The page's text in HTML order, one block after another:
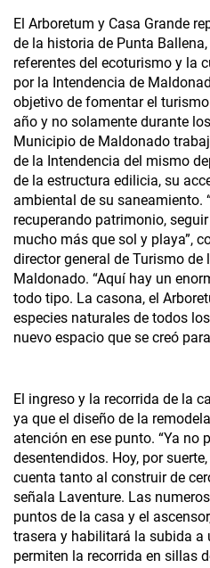
El Arboretum y Casa Grande
de la historia de Punta
referentes del ecoturismo y la
por la Intendencia de
objetivo de fomentar el
año y no solamente durante
Municipio de Maldonado
de la Intendencia del mismo
de la estructura edilicia, su
ambiental de su saneamiento.
recuperando patrimonio,
mucho más que sol y playa”,
director general de Turismo de
Maldonado. “Aquí hay un
todo tipo. La casona, el
especies naturales de todos
nuevo espacio que se creó
El ingreso y la recorrida de la
ya que el diseño de la
atención en ese punto. “Ya no
desentendidos. Hoy, por
cuenta tanto al construir de
señala Laventure. Las
puntos de la casa y el
trasera y habilitará la subida a
permiten la recorrida en sillas